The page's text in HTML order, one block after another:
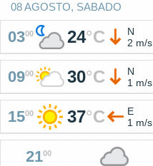
08 AGOSTO, SABADO
0300 24°C
N
2 m/s
0900 30°C
N
1 m/s
1500 37°C
E
1 m/s
2100